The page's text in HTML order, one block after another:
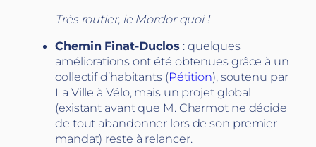
Très routier, le Mordor quoi !
Chemin Finat-Duclos : quelques
améliorations ont été obtenues grâce à un
collectif d’habitants (Pétition), soutenu par
La Ville à Vélo, mais un projet global
(existant avant que M. Charmot ne décide
de tout abandonner lors de son premier
mandat) reste à relancer.